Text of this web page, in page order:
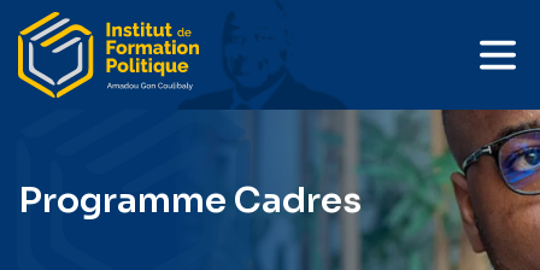
Programme Cadres